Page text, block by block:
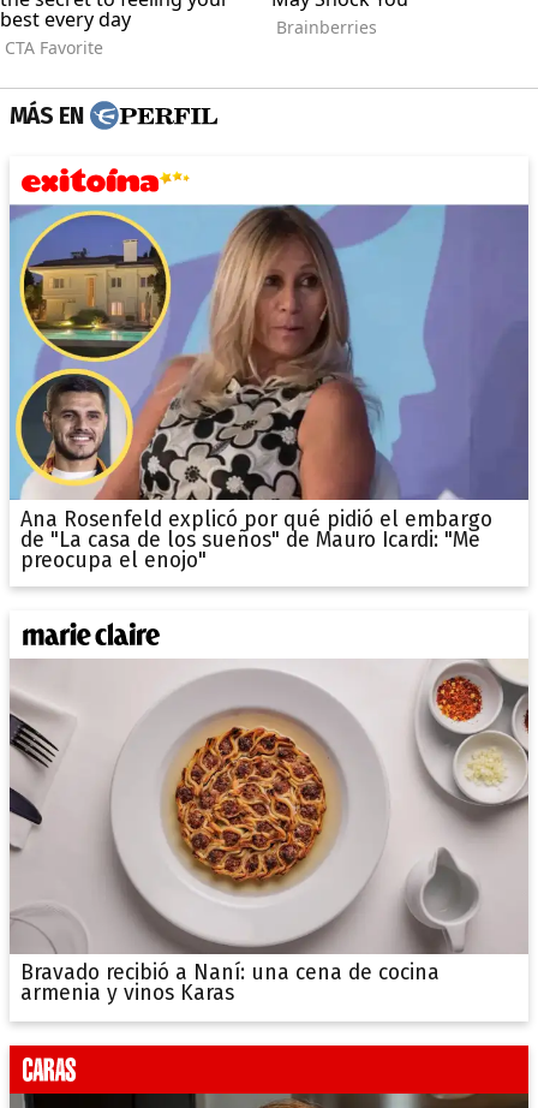
MÁS EN
Ana Rosenfeld explicó por qué pidió el embargo
de "La casa de los sueños" de Mauro Icardi: "Me
preocupa el enojo"
Bravado recibió a Naní: una cena de cocina
armenia y vinos Karas